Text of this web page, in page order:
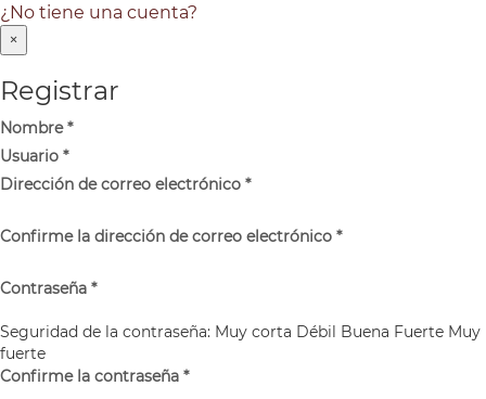
¿No tiene una cuenta?
×
Registrar
Nombre*
Usuario *
Dirección de correo electrónico *
Confirme la dirección de correo electrónico *
Contraseña *
Seguridad de la contraseña: Muy corta Débil Buena Fuerte Muy
fuerte
Confirme la contraseña *